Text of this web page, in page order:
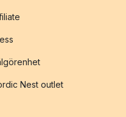
Nest outlet